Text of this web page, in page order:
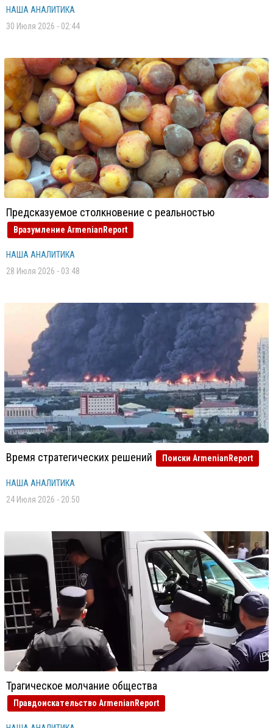
НАША АНАЛИТИКА
30 Июля 2026 - 02:44
Предсказуемое столкновение с реальностью
Вразумление ArmenianReport
НАША АНАЛИТИКА
28 Июля 2026 - 03:48
Время стратегических решений Поиски ArmenianReport
НАША АНАЛИТИКА
24 Июля 2026 - 20:50
Трагическое молчание общества
Правдоискательство ArmenianReport